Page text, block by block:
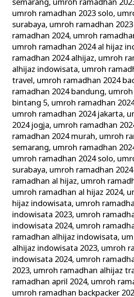
semarang, umroh ramadhan
umroh ramadhan 2023 solo,
surabaya, umroh ramadhan
ramadhan 2024, umroh
umroh ramadhan 2024 al hijaz
ramadhan 2024 alhijaz, umroh
alhijaz indowisata, umroh
travel, umroh ramadhan 2024
ramadhan 2024 bandung,
bintang 5, umroh ramadhan
umroh ramadhan 2024 jakarta,
2024 jogja, umroh ramadhan
ramadhan 2024 murah, umroh
semarang, umroh ramadhan
umroh ramadhan 2024 solo,
surabaya, umroh ramadhan
ramadhan al hijaz, umroh
umroh ramadhan al hijaz 2024,
hijaz indowisata, umroh
indowisata 2023, umroh
indowisata 2024, umroh
ramadhan alhijaz indowisata,
alhijaz indowisata 2023, umroh
indowisata 2024, umroh
2023, umroh ramadhan alhijaz
ramadhan april 2024, umroh
umroh ramadhan backpacker